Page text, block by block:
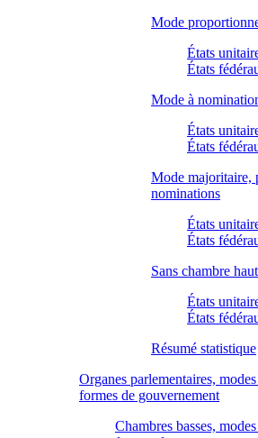
Mode
États
États
Mode à
États
États
Mode majoritaire,
nominations
États
États
Sans chambre
États
États
Résumé statistique
Organes parlementaires,
formes de gouvernement
Chambres basses,